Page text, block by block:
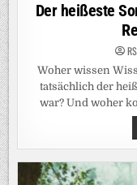
Der heißeste
Woher wissen
tatsächlich der
war? Und woher